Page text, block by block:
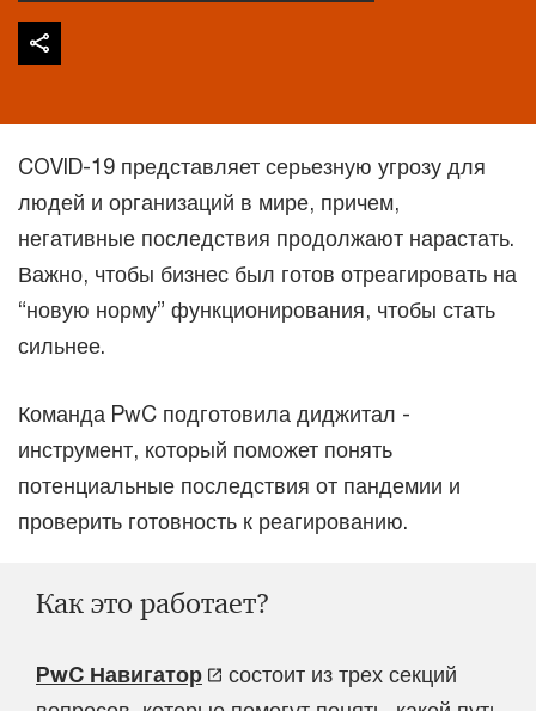
COVID-19 представляет серьезную угрозу для
людей и организаций в мире, причем,
негативные последствия продолжают нарастать.
Важно, чтобы бизнес был готов отреагировать на
“новую норму” функционирования, чтобы стать
сильнее.
Команда PwC подготовила диджитал -
инструмент, который поможет понять
потенциальные последствия от пандемии и
проверить готовность к реагированию.
Как это работает?
PwC Навигатор
состоит из трех секций